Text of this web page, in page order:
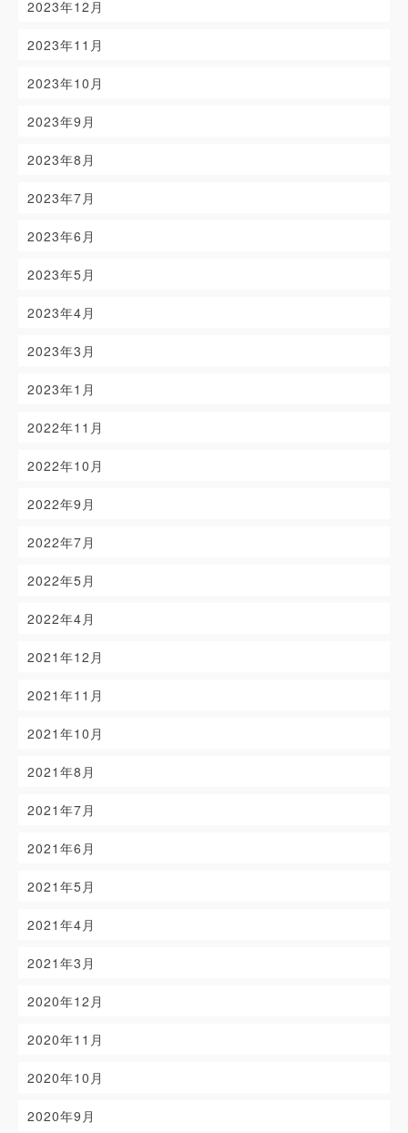
2023年12月
2023年11月
2023年10月
2023年9月
2023年8月
2023年7月
2023年6月
2023年5月
2023年4月
2023年3月
2023年1月
2022年11月
2022年10月
2022年9月
2022年7月
2022年5月
2022年4月
2021年12月
2021年11月
2021年10月
2021年8月
2021年7月
2021年6月
2021年5月
2021年4月
2021年3月
2020年12月
2020年11月
2020年10月
2020年9月